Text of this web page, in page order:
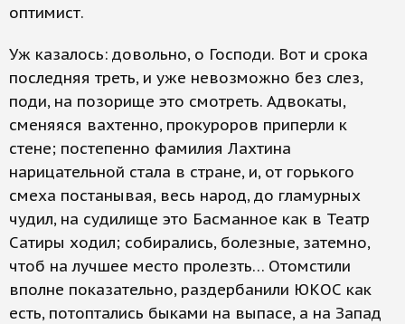
оптимист.
Уж казалось: довольно, о Господи. Вот и срока
последняя треть, и уже невозможно без слез,
поди, на позорище это смотреть. Адвокаты,
сменяяся вахтенно, прокуроров приперли к
стене; постепенно фамилия Лахтина
нарицательной стала в стране, и, от горького
смеха постанывая, весь народ, до гламурных
чудил, на судилище это Басманное как в Театр
Сатиры ходил; собирались, болезные, затемно,
чтоб на лучшее место пролезть… Отомстили
вполне показательно, раздербанили ЮКОС как
есть, потоптались быками на выпасе, а на Запад